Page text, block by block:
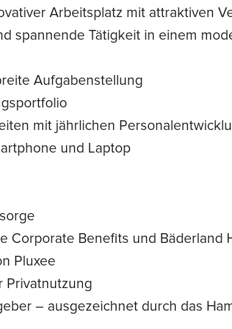
Arbeitsplatz mit attraktiven
spannende Tätigkeit in einem
Aufgabenstellung
mit jährlichen
und Laptop
Corporate Benefits und Bäderland
Pluxee
Privatnutzung
– ausgezeichnet durch das